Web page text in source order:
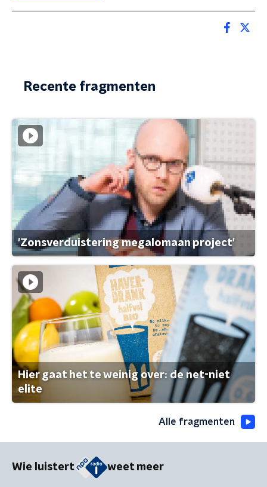
Recente fragmenten
'Zonsverduistering megalomaan project'
Hier gaat het te weinig over: de net-niet
elite
Alle fragmenten
Wie luistert weet meer